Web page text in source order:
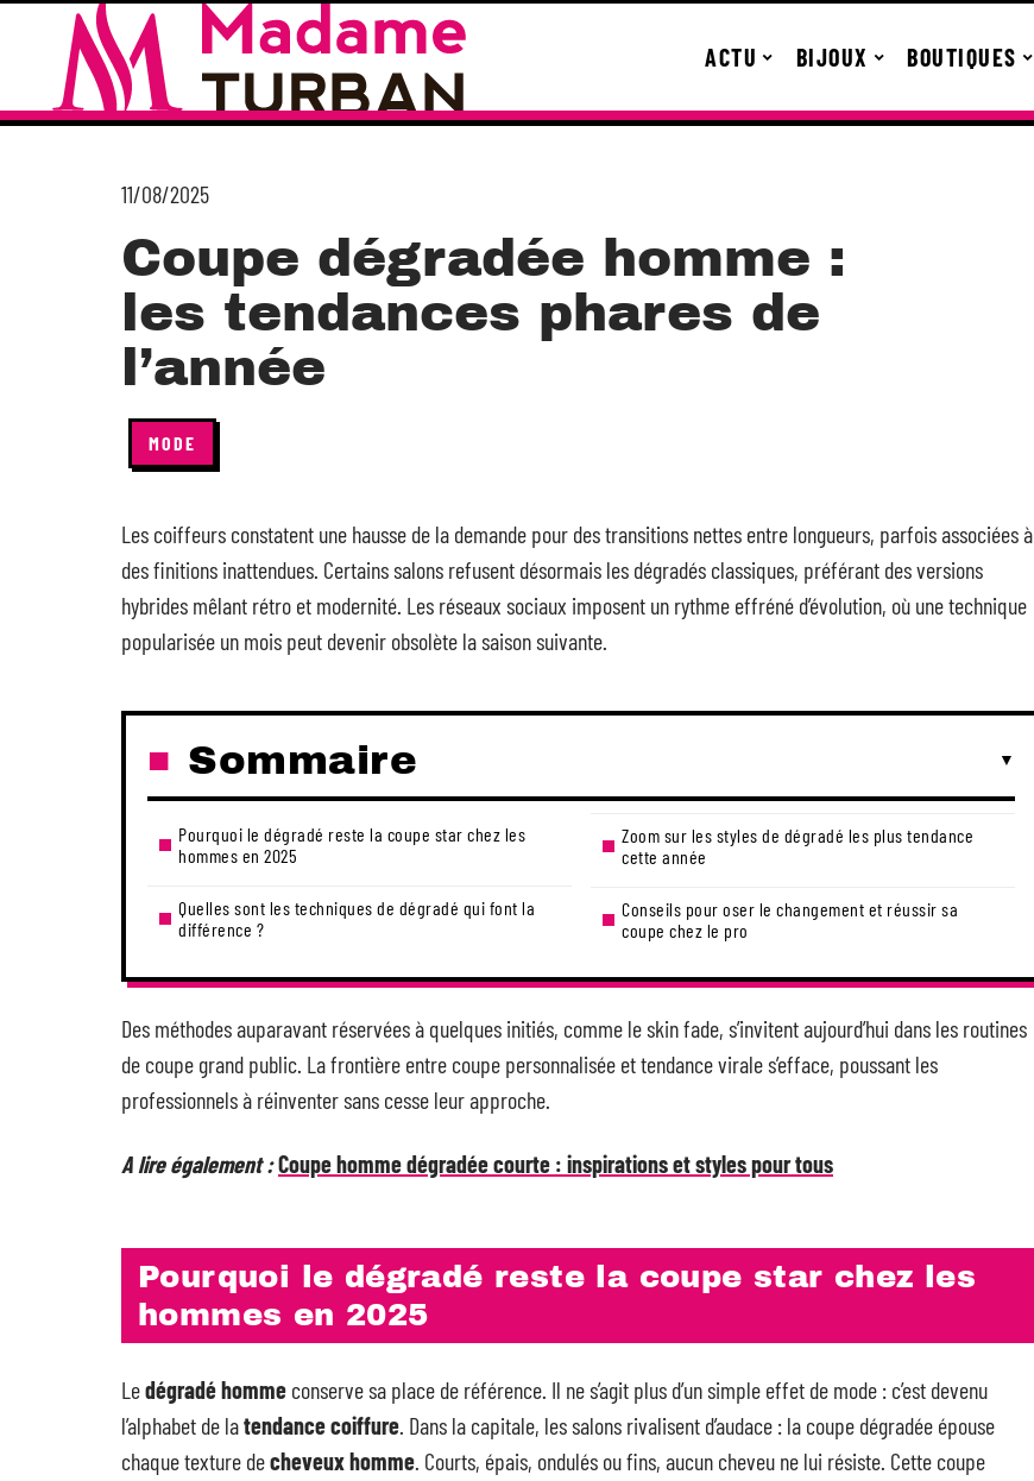
ACTU BIJOUX BOUTIQUES
11/08/2025
Coupe dégradée homme :
les tendances phares de
l’année
MODE
Les coiffeurs constatent une hausse de la demande pour des transitions nettes entre longueurs, parfois associées à
des finitions inattendues. Certains salons refusent désormais les dégradés classiques, préférant des versions
hybrides mêlant rétro et modernité. Les réseaux sociaux imposent un rythme effréné d’évolution, où une technique
popularisée un mois peut devenir obsolète la saison suivante.
Sommaire
Pourquoi le dégradé reste la coupe star chez les
hommes en 2025
Quelles sont les techniques de dégradé qui font la
différence ?
Zoom sur les styles de dégradé les plus tendance
cette année
Conseils pour oser le changement et réussir sa
coupe chez le pro
Des méthodes auparavant réservées à quelques initiés, comme le skin fade, s’invitent aujourd’hui dans les routines
de coupe grand public. La frontière entre coupe personnalisée et tendance virale s’efface, poussant les
professionnels à réinventer sans cesse leur approche.
A lire également :Coupe homme dégradée courte : inspirations et styles pour tous
Pourquoi le dégradé reste la coupe star chez les
hommes en 2025
Ledégradé homme conserve sa place de référence. Il ne s’agit plus d’un simple effet de mode : c’est devenu
l’alphabet de latendance coiffure. Dans la capitale, les salons rivalisent d’audace : la coupe dégradée épouse
chaque texture decheveux homme. Courts, épais, ondulés ou fins, aucun cheveu ne lui résiste. Cette coupe